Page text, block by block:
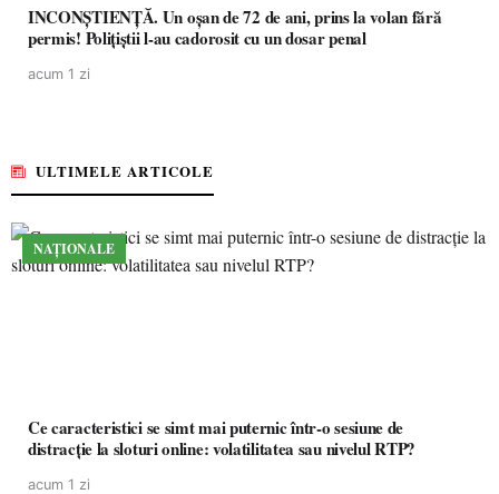
INCONȘTIENȚĂ. Un oșan de 72 de ani, prins la volan fără
permis! Polițiștii l-au cadorosit cu un dosar penal
acum 1 zi
ULTIMELE ARTICOLE
NAȚIONALE
Ce caracteristici se simt mai puternic într-o sesiune de
distracție la sloturi online: volatilitatea sau nivelul RTP?
acum 1 zi